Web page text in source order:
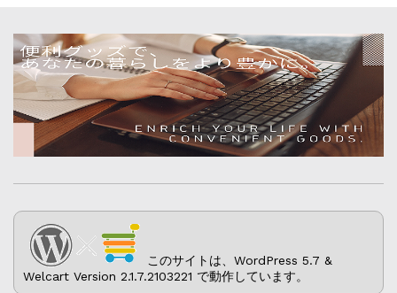
このサイトは、WordPress 5.7 &
Welcart Version 2.1.7.2103221 で動作しています。